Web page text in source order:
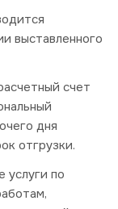
выставленного
счет
дня
отгрузки.
услуги по